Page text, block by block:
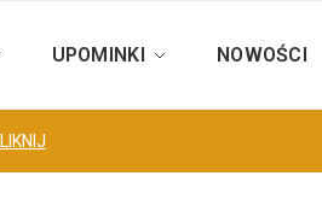
UPOMINKI NOWOŚCI